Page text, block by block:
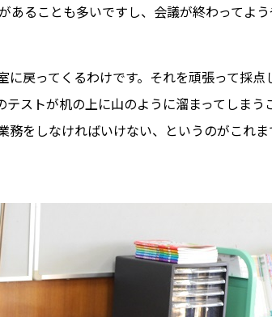
ることも多いですし、会議が終わってよ
戻ってくるわけです。それを頑張って採点
ストが机の上に山のように溜まってしまう
をしなければいけない、というのがこれ